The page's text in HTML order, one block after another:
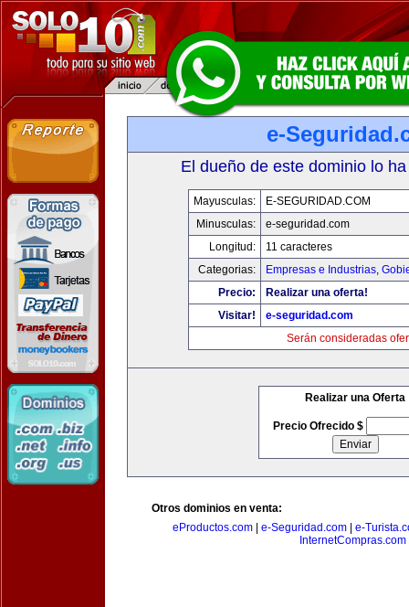
e-
El dueño de este dominio lo
Mayusculas:
E-SEGURIDAD.COM
Minusculas:
e-seguridad.com
Longitud:
11 caracteres
Categorias:
Empresas e Industrias,
Precio:
Realizar una oferta!
Visitar!
e-seguridad.com
Serán consideradas
Realizar una Oferta
Precio Ofrecido $
Otros dominios en venta:
eProductos.com
e-Seguridad.com
e-
InternetCompras.com